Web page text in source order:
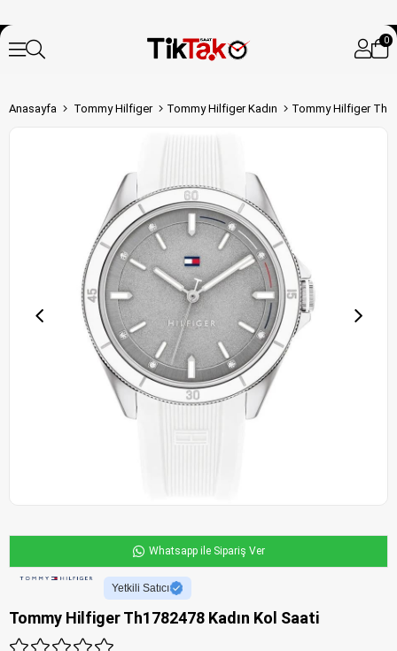
0
Anasayfa Tommy Hilfiger Tommy Hilfiger Kadın Tommy Hilfiger
Whatsapp ile Sipariş Ver
Yetkili Satıcı
Tommy Hilfiger Th1782478 Kadın Kol Saati